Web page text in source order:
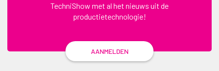
TechniShow met al het nieuws uit de
productietechnologie!
AANMELDEN